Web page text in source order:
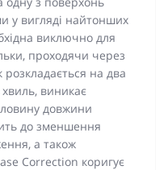
у вигляді найтонших
виключно для
проходячи через
розкладається на два
хвиль, виникає
довжини
до зменшення
а також
Correction коригує